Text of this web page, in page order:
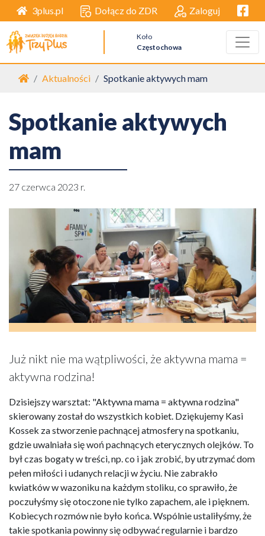
3plus.pl Dołącz do ZDR Zaloguj
Koło
Częstochowa
Strona główna
Aktualności Spotkanie aktywych mam
Spotkanie aktywych
mam
27 czerwca 2023 r.
Już nikt nie ma wątpliwości, że aktywna mama =
aktywna rodzina!
Dzisiejszy warsztat: "Aktywna mama = aktywna rodzina"
skierowany został do wszystkich kobiet. Dziękujemy Kasi
Kossek za stworzenie pachnącej atmosfery na spotkaniu,
gdzie uwalniała się woń pachnących eterycznych olejków. To
był czas bogaty w treści, np. co i jak zrobić, by utrzymać dom
pełen miłości i udanych relacji w życiu. Nie zabrakło
kwiatków w wazoniku na każdym stoliku, co sprawiło, że
poczułyśmy się otoczone nie tylko zapachem, ale i pięknem.
Kobiecych rozmów nie było końca. Wspólnie ustaliłyśmy, że
takie spotkania powinny się odbywać regularnie i bardzo